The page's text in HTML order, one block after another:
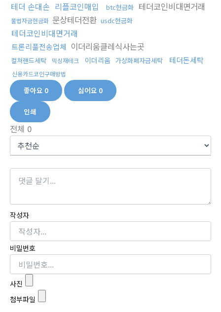
테더 손대손 리플코인매입 btc현금화 테더코인비대면거래
불법자금현금화 문상테더전환 usdc현금화
테더코인비대면거래
트론리플전송업체 이더리움클레식사는곳
컬쳐랜드세탁 믹싱재테크 이더리움 가상화폐자금세탁 테더돈세탁
신용카드코인구매방법
좋아요 0 싫어요 0
인쇄
전체 0
작성자
비밀번호
사진
첨부파일